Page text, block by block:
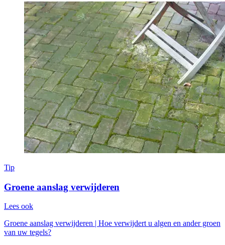
Tip
Groene aanslag verwijderen
Lees ook
Groene aanslag verwijderen | Hoe verwijdert u algen en ander groen
van uw tegels?